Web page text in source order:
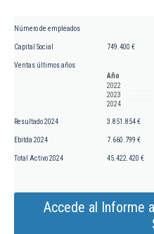
Número de empleados
Capital Social 749.400 €
Ventas últimos años
Año
2022
2023
2024
Resultado 2024 3.851.854 €
Ebitda 2024 7.660.799 €
Total Activo 2024 45.422.420 €
Accede al Informe